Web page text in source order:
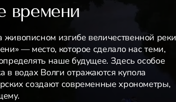
времени
живописном изгибе величественной реки
— место, которое сделало нас теми,
наше будущее. Здесь особое
в водах Волги отражаются купола
создают современные хронометры,